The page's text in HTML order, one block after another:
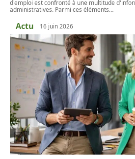
d'emploi est confronté à une multitude
administratives. Parmi ces éléments…
Actu 16 juin 2026